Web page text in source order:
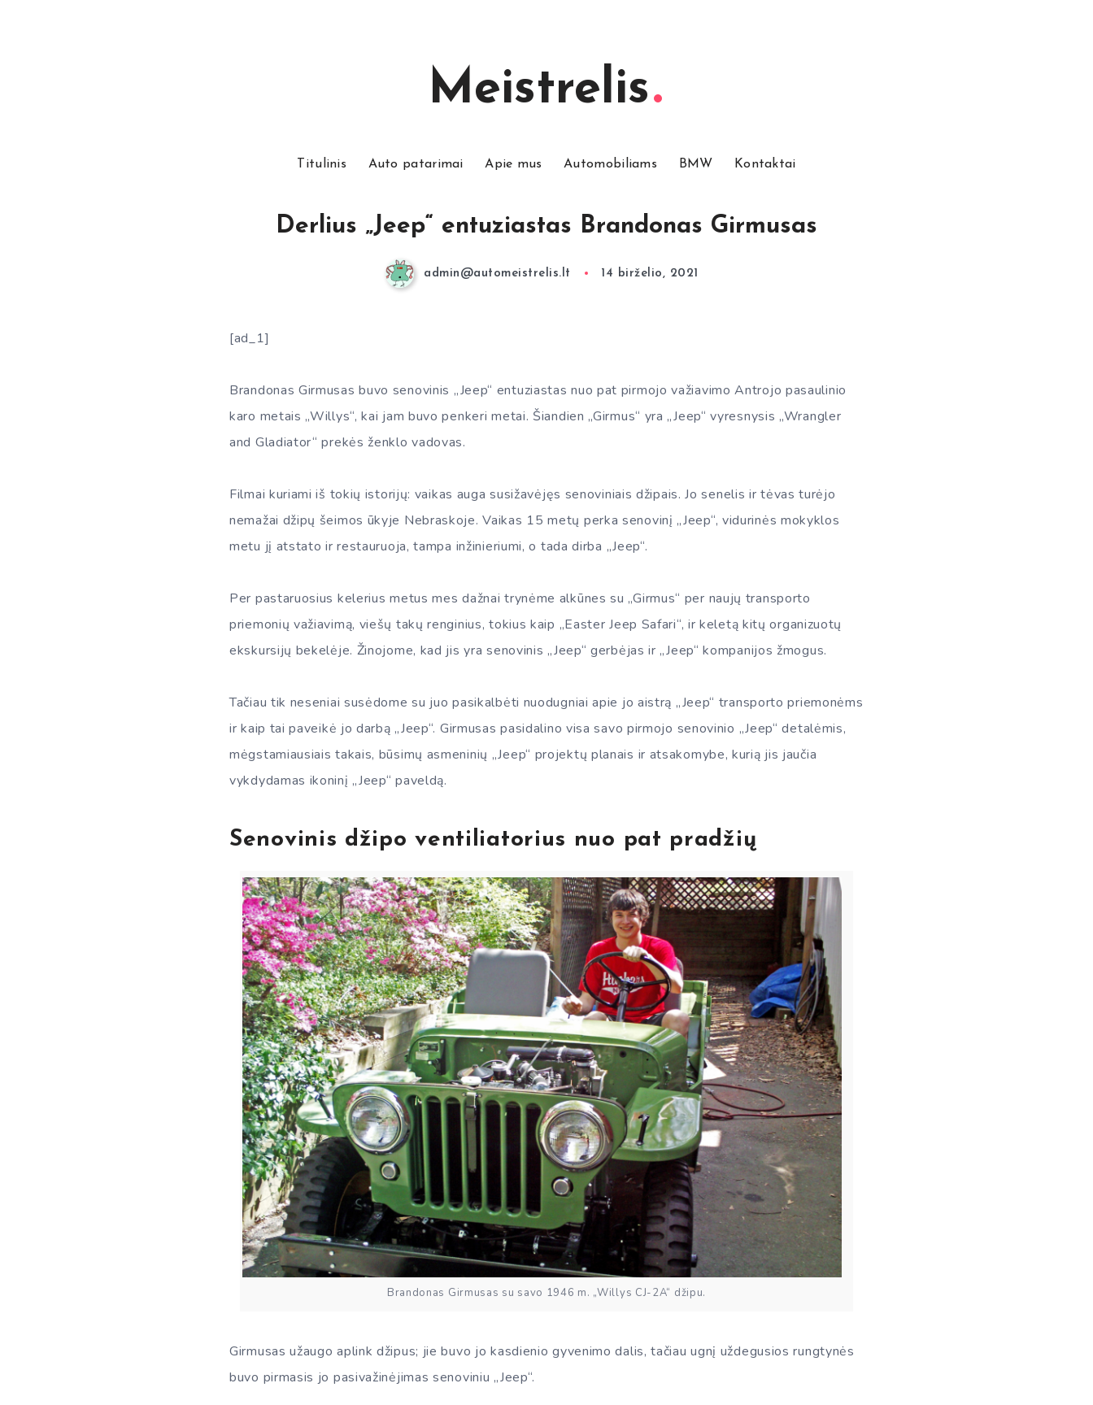
Meistrelis
Titulinis Auto patarimai Apie mus Automobiliams BMW Kontaktai
Derlius „Jeep“ entuziastas Brandonas Girmusas
admin@automeistrelis.lt 14 birželio, 2021
[ad_1]
Brandonas Girmusas buvo senovinis „Jeep“ entuziastas nuo pat pirmojo važiavimo Antrojo pasaulinio
karo metais „Willys“, kai jam buvo penkeri metai. Šiandien „Girmus“ yra „Jeep“ vyresnysis „Wrangler
and Gladiator“ prekės ženklo vadovas.
Filmai kuriami iš tokių istorijų: vaikas auga susižavėjęs senoviniais džipais. Jo senelis ir tėvas turėjo
nemažai džipų šeimos ūkyje Nebraskoje. Vaikas 15 metų perka senovinį „Jeep“, vidurinės mokyklos
metu jį atstato ir restauruoja, tampa inžinieriumi, o tada dirba „Jeep“.
Per pastaruosius kelerius metus mes dažnai trynėme alkūnes su „Girmus“ per naujų transporto
priemonių važiavimą, viešų takų renginius, tokius kaip „Easter Jeep Safari“, ir keletą kitų organizuotų
ekskursijų bekelėje. Žinojome, kad jis yra senovinis „Jeep“ gerbėjas ir „Jeep“ kompanijos žmogus.
Tačiau tik neseniai susėdome su juo pasikalbėti nuodugniai apie jo aistrą „Jeep“ transporto priemonėms
ir kaip tai paveikė jo darbą „Jeep“. Girmusas pasidalino visa savo pirmojo senovinio „Jeep“ detalėmis,
mėgstamiausiais takais, būsimų asmeninių „Jeep“ projektų planais ir atsakomybe, kurią jis jaučia
vykdydamas ikoninį „Jeep“ paveldą.
Senovinis džipo ventiliatorius nuo pat pradžių
Brandonas Girmusas su savo 1946 m. ​​„Willys CJ-2A“ džipu.
Girmusas užaugo aplink džipus; jie buvo jo kasdienio gyvenimo dalis, tačiau ugnį uždegusios rungtynės
buvo pirmasis jo pasivažinėjimas senoviniu „Jeep“.